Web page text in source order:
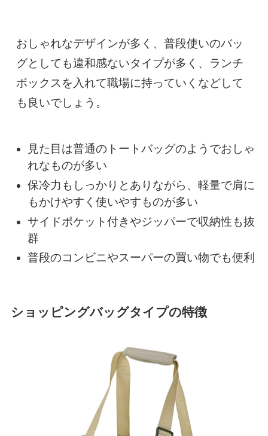
おしゃれなデザインが多く、普段使いのバッ
グとしても違和感ないタイプが多く、ランチ
ボックスを入れて職場に持っていくなどして
も良いでしょう。
見た目は普通のトートバッグのようでおしゃ
れなものが多い
保冷力もしっかりとありながら、軽量で肩に
もかけやすく使いやすものが多い
サイドポケット付きやジッパーで収納性も抜
群
普段のコンビニやスーパーの買い物でも便利
ショッピングバッグタイプの特徴